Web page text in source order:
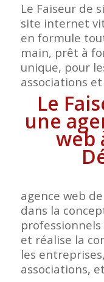
Le Faiseur de
site internet
en formule
main, prêt à
unique, pour
associations
Le
une
web
agence web
dans la
professionnels
et réalise la
les
associations,